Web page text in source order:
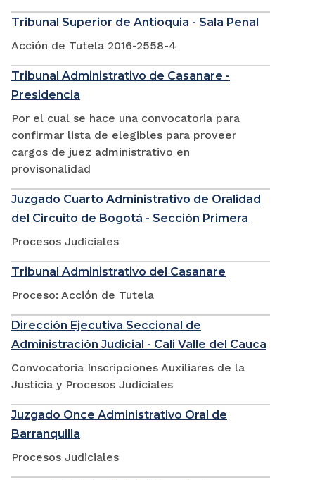
Tribunal Superior de Antioquia - Sala Penal
Acción de Tutela 2016-2558-4
Tribunal Administrativo de Casanare -
Presidencia
Por el cual se hace una convocatoria para
confirmar lista de elegibles para proveer
cargos de juez administrativo en
provisonalidad
Juzgado Cuarto Administrativo de Oralidad
del Circuito de Bogotá - Sección Primera
Procesos Judiciales
Tribunal Administrativo del Casanare
Proceso: Acción de Tutela
Dirección Ejecutiva Seccional de
Administración Judicial - Cali Valle del Cauca
Convocatoria Inscripciones Auxiliares de la
Justicia y Procesos Judiciales
Juzgado Once Administrativo Oral de
Barranquilla
Procesos Judiciales